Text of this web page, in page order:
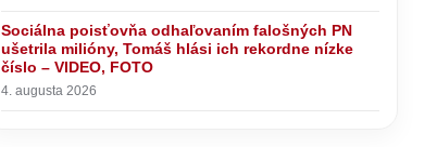
Sociálna poisťovňa odhaľovaním falošných PN
ušetrila milióny, Tomáš hlási ich rekordne nízke
číslo – VIDEO, FOTO
4. augusta 2026